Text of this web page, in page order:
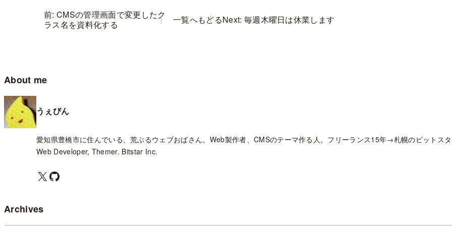
前: CMSの管理画面で変更したク
ラス名を資料化する
一覧へもどるNext: 毎週木曜日は休業します
About me
うぇびん
愛知県豊橋市に住んでいる、荒ぶるウェブおばさん。Web製作者、CMSのテーマ作る人。フリーランス15年→札幌のビットスタ
Web Developer, Themer. Bitstar Inc.
X GitHub
Archives